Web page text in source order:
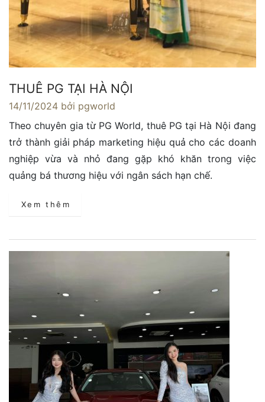
THUÊ PG TẠI HÀ NỘI
14/11/2024 bởi pgworld
Theo chuyên gia từ PG World, thuê PG tại Hà Nội đang
trở thành giải pháp marketing hiệu quả cho các doanh
nghiệp vừa và nhỏ đang gặp khó khăn trong việc
quảng bá thương hiệu với ngân sách hạn chế.
Xem thêm